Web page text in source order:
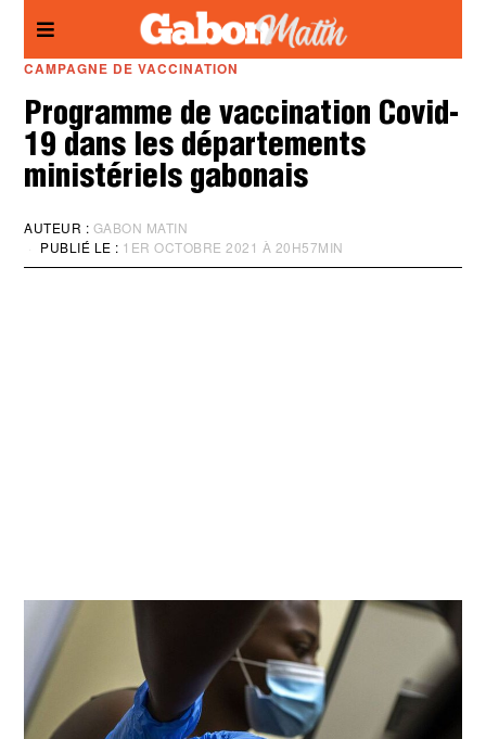
CAMPAGNE DE VACCINATION
Programme de vaccination Covid-
19 dans les départements
ministériels gabonais
AUTEUR : GABON MATIN
PUBLIÉ LE : 1ER OCTOBRE 2021 À 20H57MIN
I
2
1
À
2
Panneau de gestion des cookies